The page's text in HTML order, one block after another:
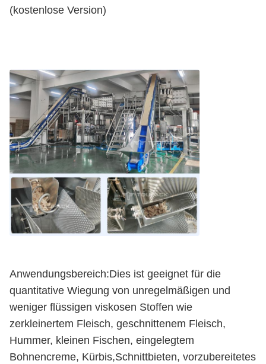
(kostenlose Version)
Anwendungsbereich:Dies ist geeignet für die
quantitative Wiegung von unregelmäßigen und
weniger flüssigen viskosen Stoffen wie
zerkleinertem Fleisch, geschnittenem Fleisch,
Hummer, kleinen Fischen, eingelegtem
Bohnencreme, Kürbis,Schnittbieten, vorzubereitetes